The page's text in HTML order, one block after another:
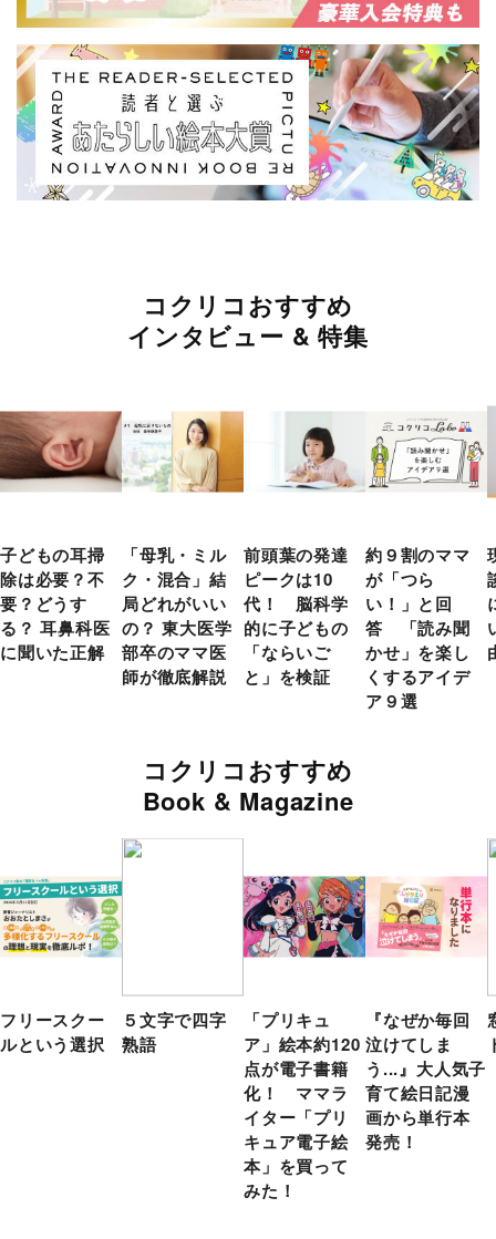
コクリコおすすめ
インタビュー & 特集
子どもの耳掃
除は必要？不
要？どうす
る？ 耳鼻科医
に聞いた正解
「母乳・ミル
ク・混合」結
局どれがいい
の？ 東大医学
部卒のママ医
師が徹底解説
前頭葉の発達
ピークは10
代！ 脳科学
的に子どもの
「ならいご
と」を検証
約９割のママ
が「つら
い！」と回
答 「読み聞
かせ」を楽し
くするアイデ
ア９選
コクリコおすすめ
Book & Magazine
フリースクー
ルという選択
５文字で四字
熟語
「プリキュ
ア」絵本約120
点が電子書籍
化！ ママラ
イター「プリ
キュア電子絵
本」を買って
みた！
『なぜか毎回
泣けてしま
う...』大人気子
育て絵日記漫
画から単行本
発売！